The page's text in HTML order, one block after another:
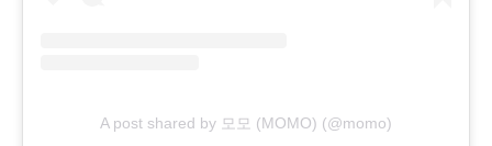
A post shared by 모모 (MOMO) (@momo)